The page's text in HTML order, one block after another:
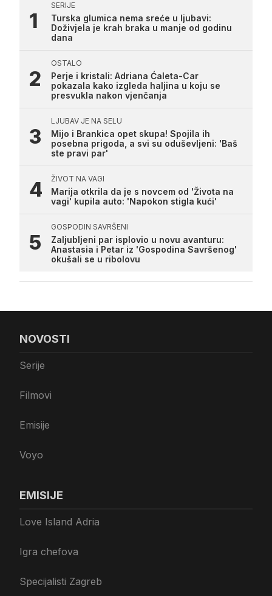
SERIJE
Turska glumica nema sreće u ljubavi:
Doživjela je krah braka u manje od godinu
dana
OSTALO
Perje i kristali: Adriana Ćaleta-Car
pokazala kako izgleda haljina u koju se
presvukla nakon vjenčanja
LJUBAV JE NA SELU
Mijo i Brankica opet skupa! Spojila ih
posebna prigoda, a svi su oduševljeni: 'Baš
ste pravi par'
ŽIVOT NA VAGI
Marija otkrila da je s novcem od 'Života na
vagi' kupila auto: 'Napokon stigla kući'
GOSPODIN SAVRŠENI
Zaljubljeni par isplovio u novu avanturu:
Anastasia i Petar iz 'Gospodina Savršenog'
okušali se u ribolovu
NOVOSTI
Serije
Filmovi
Emisije
Voyo
EMISIJE
Love Island Adria
Igra chefova
Specijalisti Zagreb